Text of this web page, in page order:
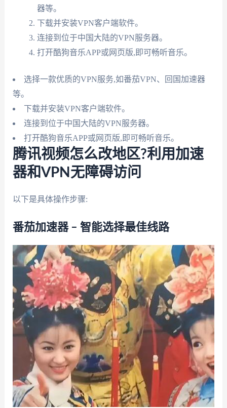
器等。
下载并安装VPN客户端软件。
连接到位于中国大陆的VPN服务器。
打开酷狗音乐APP或网页版,即可畅听音乐。
选择一款优质的VPN服务,如番茄VPN、回国加速器
等。
下载并安装VPN客户端软件。
连接到位于中国大陆的VPN服务器。
打开酷狗音乐APP或网页版,即可畅听音乐。
腾讯视频怎么改地区?利用加速
器和VPN无障碍访问
以下是具体操作步骤:
番茄加速器 – 智能选择最佳线路